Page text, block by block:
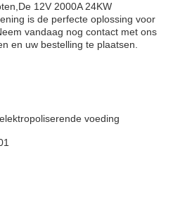
12V 2000A 24KW
is de perfecte oplossing voor
vandaag nog contact met ons
en uw bestelling te plaatsen.
voeding